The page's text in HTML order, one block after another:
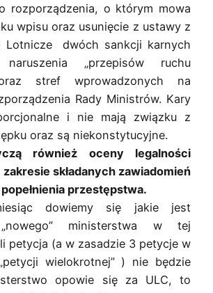
rozporządzenia, o którym mowa
wpisu oraz usunięcie z ustawy z
Lotnicze dwóch sankcji karnych
naruszenia „przepisów ruchu
stref wprowadzonych na
Rady Ministrów. Kary
i nie mają związku z
oraz są niekonstytucyjne.
również oceny legalności
zakresie składanych zawiadomień
przestępstwa.
dowiemy się jakie jest
ministerstwa w tej
petycja (a w zasadzie 3 petycje w
wielokrotnej” ) nie będzie
opowie się za ULC, to